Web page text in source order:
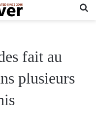
fait au
plusieurs